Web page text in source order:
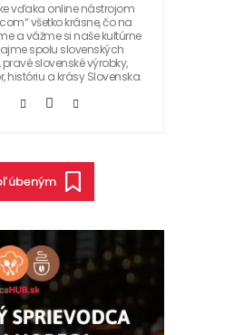
vďaka online nástrojom
všetko krásne, čo na
a vážme si naše kultúrne
spolu slovenských
slovenské výrobky,
históriu a krásy Slovenska.